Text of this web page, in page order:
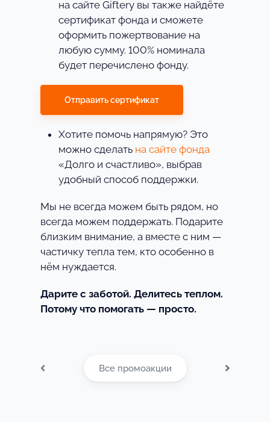
на сайте Giftery вы также найдёте
сертификат фонда и сможете
оформить пожертвование на
любую сумму. 100% номинала
будет перечислено фонду.
Отправить сертификат
Хотите помочь напрямую? Это
можно сделать на сайте фонда
«Долго и счастливо», выбрав
удобный способ поддержки.
Мы не всегда можем быть рядом, но
всегда можем поддержать. Подарите
близким внимание, а вместе с ним —
частичку тепла тем, кто особенно в
нём нуждается.
Дарите с заботой. Делитесь теплом.
Потому что помогать — просто.
Все промоакции